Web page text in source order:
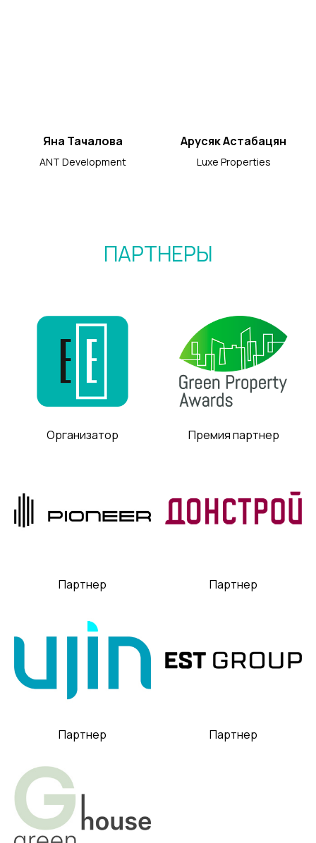
Яна Тачалова
ANT Development
Арусяк Астабацян
Luxe Properties
ПАРТНЕРЫ
Организатор Премия партнер
Партнер Партнер
Партнер Партнер